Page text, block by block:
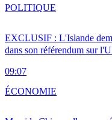
EXCLUSIF : L'Islande
dans son référendum sur
09:07
POLITIQUE
ÉCONOMIE